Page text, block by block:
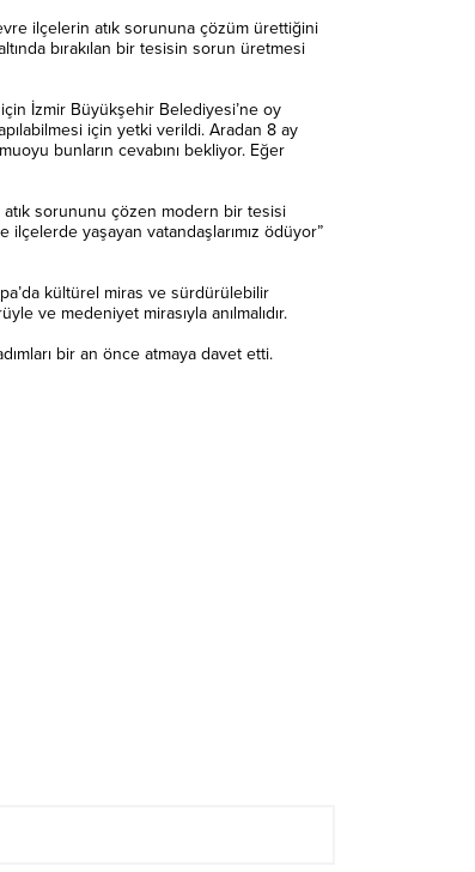
ilçelerin atık sorununa çözüm ürettiğini
bırakılan bir tesisin sorun üretmesi
İzmir Büyükşehir Belediyesi’ne oy
için yetki verildi. Aradan 8 ay
bunların cevabını bekliyor. Eğer
atık sorununu çözen modern bir tesisi
yaşayan vatandaşlarımız ödüyor”
kültürel miras ve sürdürülebilir
ve medeniyet mirasıyla anılmalıdır.
bir an önce atmaya davet etti.